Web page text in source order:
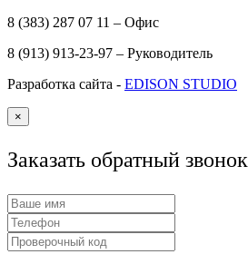
8 (383) 287 07 11 – Офис
8 (913) 913-23-97 – Руководитель
Разработка сайта - EDISON STUDIO
×
Заказать обратный звонок